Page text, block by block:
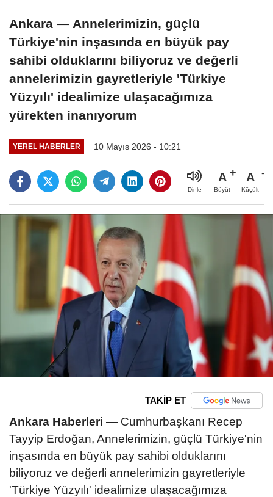
Ankara — Annelerimizin, güçlü
Türkiye'nin inşasında en büyük pay
sahibi olduklarını biliyoruz ve değerli
annelerimizin gayretleriyle 'Türkiye
Yüzyılı' idealimize ulaşacağımıza
yürekten inanıyorum
YEREL HABERLER 10 Mayıs 2026 - 10:21
Dinle
A
Büyüt
A
Küçült
TAKİP ET
Ankara Haberleri — Cumhurbaşkanı Recep
Tayyip Erdoğan, Annelerimizin, güçlü Türkiye'nin
inşasında en büyük pay sahibi olduklarını
biliyoruz ve değerli annelerimizin gayretleriyle
'Türkiye Yüzyılı' idealimize ulaşacağımıza